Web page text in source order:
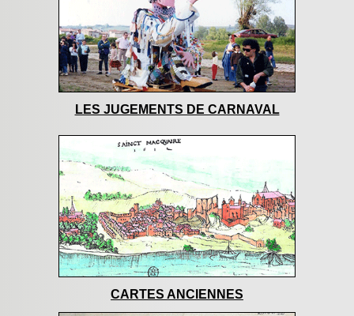
LES JUGEMENTS DE CARNAVAL
CARTES ANCIENNES